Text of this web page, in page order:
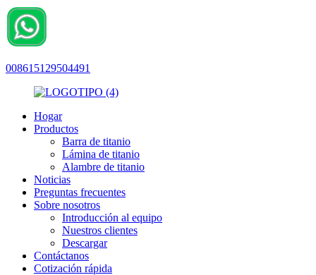
008615129504491
Hogar
Productos
Barra de titanio
Lámina de titanio
Alambre de titanio
Noticias
Preguntas frecuentes
Sobre nosotros
Introducción al equipo
Nuestros clientes
Descargar
Contáctanos
Cotización rápida